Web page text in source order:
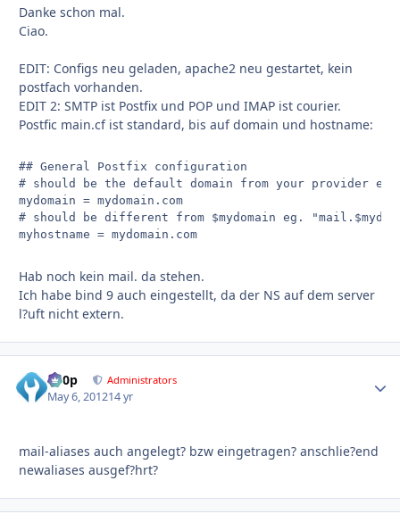
Danke schon mal.
Ciao.
EDIT: Configs neu geladen, apache2 neu gestartet, kein
postfach vorhanden.
EDIT 2: SMTP ist Postfix und POP und IMAP ist courier.
Postfic main.cf ist standard, bis auf domain und hostname:
## General Postfix configuration
# should be the default domain from your provider
mydomain = mydomain.com
# should be different from $mydomain eg.
Hab noch kein mail. da stehen.
Ich habe bind 9 auch eingestellt, da der NS auf dem server
l?uft nicht extern.
d00p Administrators
May 6, 201214 yr
mail-aliases auch angelegt? bzw eingetragen? anschlie?end
newaliases ausgef?hrt?